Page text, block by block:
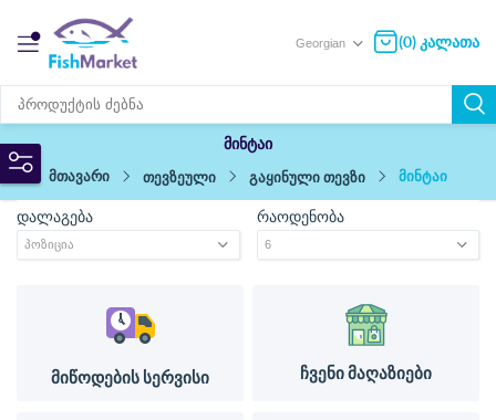
(0) კალათა
მინტაი
მთავარი
თევზეული გაყინული თევზი მინტაი
დალაგება რაოდენობა
მიწოდების სერვისი ჩვენი მაღაზიები